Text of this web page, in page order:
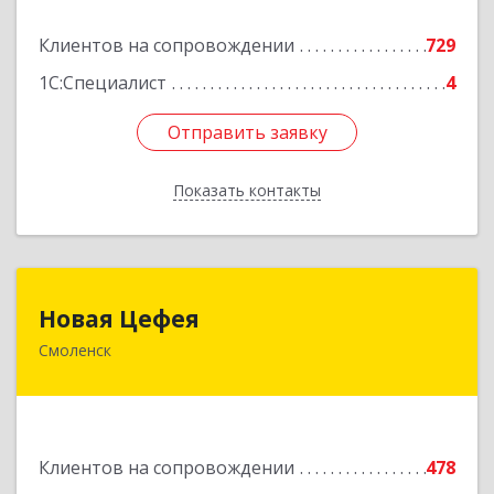
Клиентов на сопровождении
729
1С:Специалист
4
Отправить заявку
Показать контакты
Отправить заявку
Назад
Новая Цефея
Смоленск
Клиентов на сопровождении
478
214018, Смоленская обл, Смоленск г, Раевского